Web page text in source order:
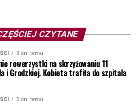
CZYTANE
3 dni temu
rowerzystki na skrzyżowaniu 11
i Grodzkiej. Kobieta trafiła do szpitala
5 dni temu